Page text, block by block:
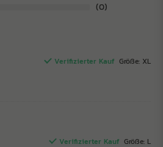
0
Verifizierter Kauf Größe: XL
Verifizierter Kauf Größe: L